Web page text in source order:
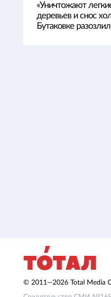
«Уничтожают
деревьев и снос
Бутаковке
© 2011—2026 Total Media